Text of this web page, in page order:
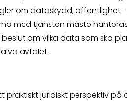
om dataskydd, offentlighet-
med tjänsten måste
om vilka data som ska
avtalet.
praktiskt juridiskt perspektiv